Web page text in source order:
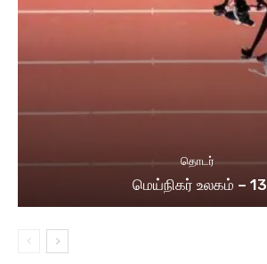
தொடர்
மெய்நிகர் உலகம் – 13